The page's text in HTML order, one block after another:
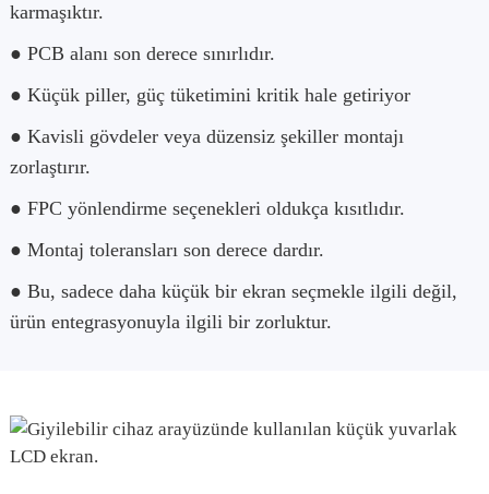
karmaşıktır.
● PCB alanı son derece sınırlıdır.
● Küçük piller, güç tüketimini kritik hale getiriyor
● Kavisli gövdeler veya düzensiz şekiller montajı
zorlaştırır.
● FPC yönlendirme seçenekleri oldukça kısıtlıdır.
● Montaj toleransları son derece dardır.
● Bu, sadece daha küçük bir ekran seçmekle ilgili değil,
ürün entegrasyonuyla ilgili bir zorluktur.